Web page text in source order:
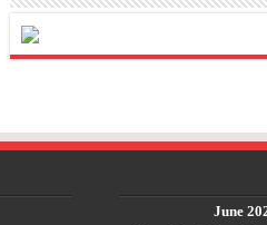
June